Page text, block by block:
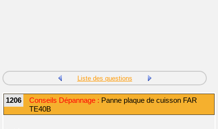
Liste des questions
1206 Conseils Dépannage : Panne plaque de cuisson FAR
TE40B